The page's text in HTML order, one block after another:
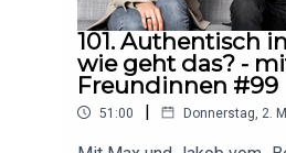
101. Authentisch
wie geht das? -
Freundinnen #99
51:00 | Donnerstag, 2.